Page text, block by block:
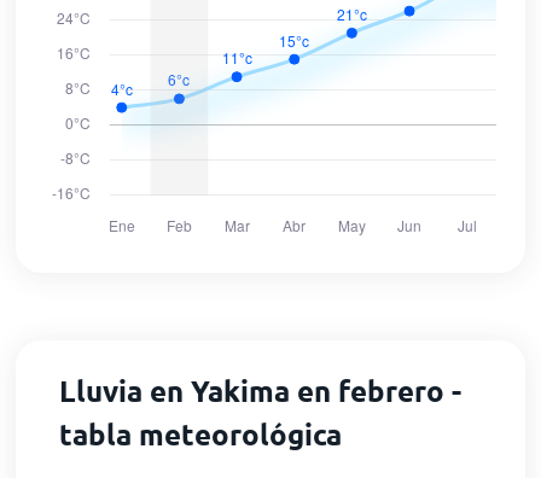
Lluvia en Yakima en febrero -
tabla meteorológica